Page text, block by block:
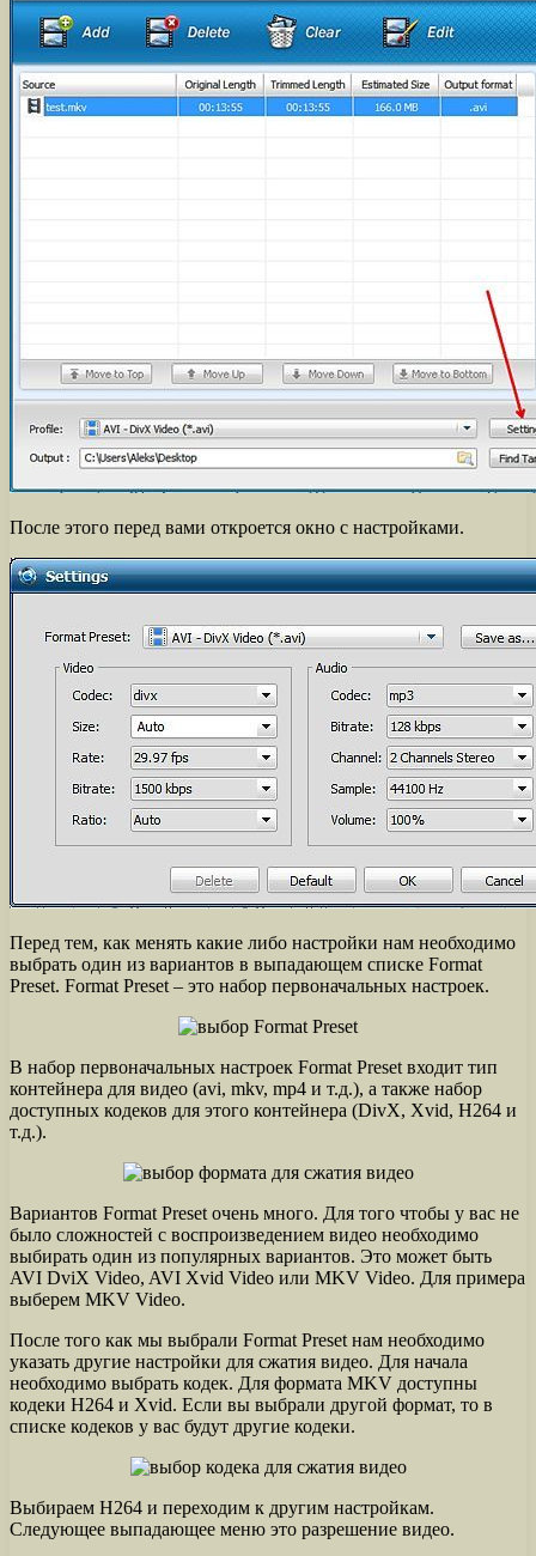
После этого перед вами откроется окно с настройками.
Перед тем, как менять какие либо настройки нам необходимо
выбрать один из вариантов в выпадающем списке Format
Preset. Format Preset – это набор первоначальных настроек.
В набор первоначальных настроек Format Preset входит тип
контейнера для видео (avi, mkv, mp4 и т.д.), а также набор
доступных кодеков для этого контейнера (DivX, Xvid, H264 и
т.д.).
Вариантов Format Preset очень много. Для того чтобы у вас не
было сложностей с воспроизведением видео необходимо
выбирать один из популярных вариантов. Это может быть
AVI DviX Video, AVI Xvid Video или MKV Video. Для примера
выберем MKV Video.
После того как мы выбрали Format Preset нам необходимо
указать другие настройки для сжатия видео. Для начала
необходимо выбрать кодек. Для формата MKV доступны
кодеки H264 и Xvid. Если вы выбрали другой формат, то в
списке кодеков у вас будут другие кодеки.
Выбираем H264 и переходим к другим настройкам.
Следующее выпадающее меню это разрешение видео.